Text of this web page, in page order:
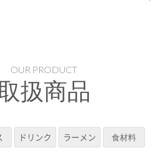
OUR PRODUCT
扱商品
ドリンク ラーメン 食材料